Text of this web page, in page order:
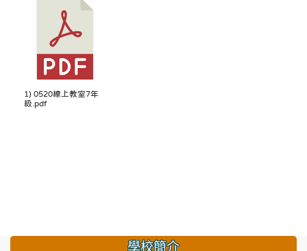
1) 0520線上教室7年
級.pdf
學校簡介